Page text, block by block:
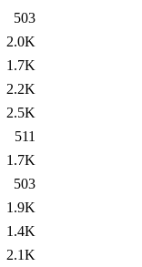
503
2.0K
1.7K
2.2K
2.5K
511
1.7K
503
1.9K
1.4K
2.1K